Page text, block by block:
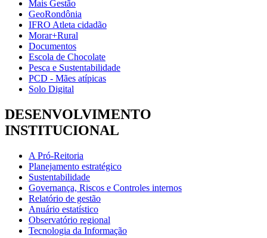
Mais Gestão
GeoRondônia
IFRO Atleta cidadão
Morar+Rural
Documentos
Escola de Chocolate
Pesca e Sustentabilidade
PCD - Mães atípicas
Solo Digital
DESENVOLVIMENTO
INSTITUCIONAL
A Pró-Reitoria
Planejamento estratégico
Sustentabilidade
Governança, Riscos e Controles internos
Relatório de gestão
Anuário estatístico
Observatório regional
Tecnologia da Informação